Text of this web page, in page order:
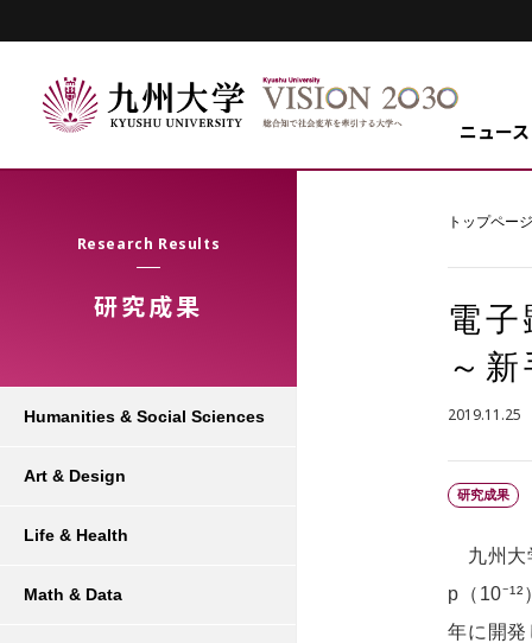
ニュース
Research Results
研究成果
トップページ
電
～
2019.11.25
研究成果
九州大
p（
年に開
Humanities & Social Sciences
Art & Design
Life & Health
Math & Data